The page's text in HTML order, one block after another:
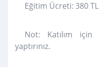
Eğitim Ücreti: 380 TL
Not: Katılım
yaptırınız.